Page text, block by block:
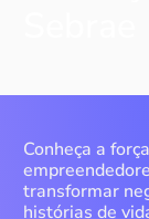
Conheça a
transformar
histórias de